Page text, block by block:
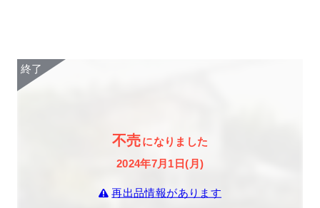
不売になりました
2024年7月1日(月)
再出品情報があります